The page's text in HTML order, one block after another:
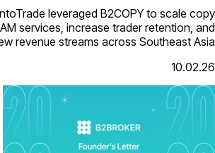
Learn how VantoTrade
trading and MAM services,
unlock new revenue